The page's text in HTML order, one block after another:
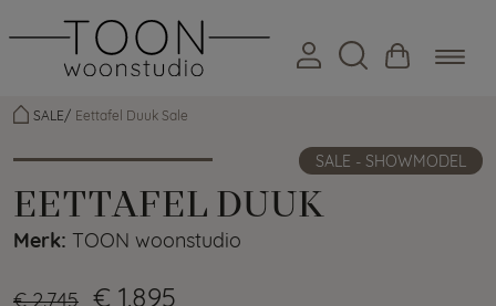
SALE Eettafel Duuk Sale
SALE - SHOWMODEL
EETTAFEL DUUK
Merk: TOON woonstudio